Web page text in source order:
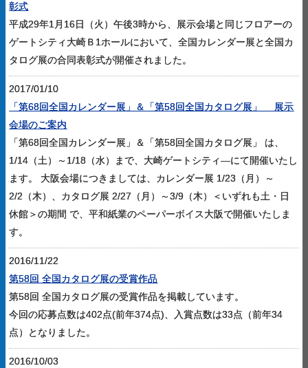
彰式
平成29年1月16日（火）午後3時から、展示会場と同じフロアーの
ゲートシティ大崎Ｂ1ホールにおいて、全国カレンダー展と全国カ
タログ展の合同表彰式が開催されました。
2017/01/10
「第68回全国カレンダー展」＆「第58回全国カタログ展」 展示
会場のご案内
「第68回全国カレンダー展」＆「第58回全国カタログ展」 は、
1/14（土）～1/18（水）まで、大崎ゲートシティ―にて開催いたし
ます。 大阪会場につきましては、カレンダー展 1/23（月）～
2/2（木）、カタログ展 2/27（月）～3/9（木）＜いずれも土・日
休館＞の期間 で、平和紙業のペーパーボイス大阪で開催いたしま
す。
2016/11/22
第58回 全国カタログ展の受賞作品
第58回 全国カタログ展の受賞作品を掲載しています。
今回の応募点数は402点(前年374点)、入賞点数は33点（前年34
点）となりました。
2016/10/03